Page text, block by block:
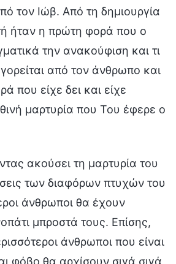
τον Ιώβ. Από τη δημιουργία
ήταν η πρώτη φορά που ο
την ανακούφιση και τι
από τον άνθρωπο και
που είχε δει και είχε
μαρτυρία που Του έφερε ο
ακούσει τη μαρτυρία του
των διαφόρων πτυχών του
άνθρωποι θα έχουν
μπροστά τους. Επίσης,
άνθρωποι που είναι
φόβο θα αρχίσουν σιγά σιγά